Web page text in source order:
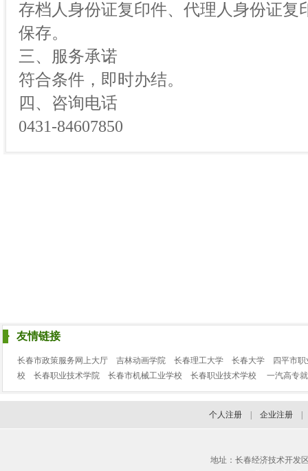
存档人身份证复印件、代理人身份证
保存。
三、服务承诺
符合条件，即时办结。
四、咨询电话
0431-84607850
友情链接
长春市政策服务网上大厅 吉林动画学院 长春理工大学 长春大学
四平市
校
长春职业技术学院 长春市机械工业学校 长春职业技术学校 一汽高专
个人注册 企业注册
地址：长春经济技术开发